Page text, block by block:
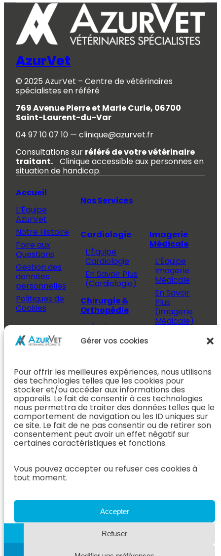
Gérer vos cookies
Pour offrir les meilleures expériences, nous utilisons
des technologies telles que les cookies pour
stocker et/ou accéder aux informations des
appareils. Le fait de consentir à ces technologies
nous permettra de traiter des données telles que le
comportement de navigation ou les ID uniques sur
ce site. Le fait de ne pas consentir ou de retirer son
consentement peut avoir un effet négatif sur
certaines caractéristiques et fonctions.
Vous pouvez accepter ou refuser ces cookies à
tout moment.
Accepter
Refuser
AzurVet
© 2025 AzurVet – Centre de vétérinaires
spécialistes en référé
769 Avenue Pierre et Marie Curie, 06700
Saint-Laurent-du-Var
04 97 10 07 10 — clinique@azurvet.fr
Consultations sur référé de votre vétérinaire
traitant. Clinique accessible aux personnes en
situation de handicap.
Accueil
L’Équipe
AzurVet
Notre Histoire
Foire aux
Questions
Gestion des
données
personnelles
Politiques de
Cookies
Propriétaire
Prendre
rendez-vous
Après mon
rendez-vous
Espace
Vétérinaire
cas
Nous rejoindre
AzurVet
Nos Services
Cardiologie
L’Équipe
Cardiologie
En Savoir Plus
(Cardiologie)
Chirurgie &
Orthopédie
L’Équipe
Chirurgie &
Orthopédie
(Chirurgie &
Orthopédie)
Dentisterie &
ORL
L’Équipe
Dentisterie &
ORL
(Dentisterie &
ORL)
L’Équipe
Hospitalisation
En Savoir Plus
(Hospitalisation)
Imagerie
Médicale
L’Équipe
Imagerie
Médicale
En Savoir
Plus
(Imagerie
Médicale)
Médecine
Interne
En Savoir
Plus
(Médecine
Interne)
Neurologie
Neurologie
(Neurologie)